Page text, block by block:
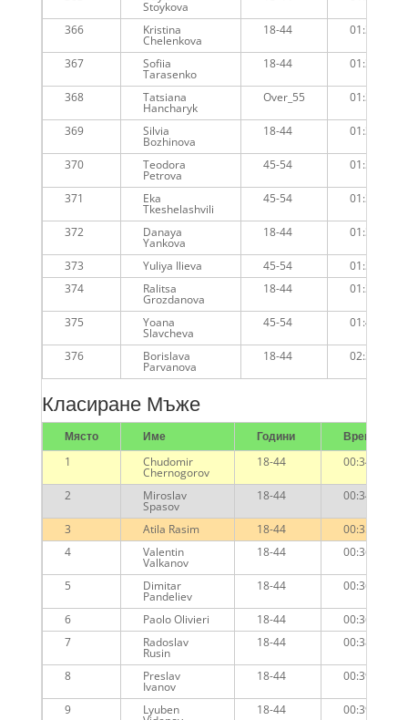
Stoykova
366 Kristina
Chelenkova
18-44 01:31:40
367 Sofiia
Tarasenko
18-44 01:32:59
368 Tatsiana
Hancharyk
Over_55 01:34:40
369 Silvia
Bozhinova
18-44 01:33:29
370 Teodora
Petrova
45-54 01:33:30
371 Eka
Tkeshelashvili
45-54 01:34:14
372 Danaya
Yankova
18-44 01:33:54
373 Yuliya Ilieva 45-54
01:35:00
374
Ralitsa
Grozdanova
18-44 01:36:07
375 Yoana
Slavcheva
45-54 01:46:42
376 Borislava
Parvanova
18-44 02:30:58
Класиране Мъже
Място Име Години
Време
1
Chudomir
Chernogorov
18-44 00:34:45
2 Miroslav
Spasov
18-44 00:34:54
3 Atila Rasim 18-44
00:35:19
4
Valentin
Valkanov
18-44 00:36:13
5 Dimitar
Pandeliev
18-44 00:36:29
6 Paolo Olivieri 18-44
00:36:57
7
Radoslav
Rusin
18-44 00:38:53
8 Preslav
Ivanov
18-44 00:39:24
9 Lyuben 18-44 00:39:47